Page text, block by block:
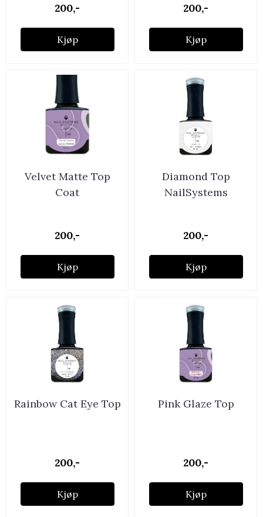
200,-
Kjøp
200,-
Kjøp
Velvet Matte Top
Coat
200,-
Kjøp
Diamond Top
NailSystems
200,-
Kjøp
Rainbow Cat Eye Top
200,-
Kjøp
Pink Glaze Top
200,-
Kjøp